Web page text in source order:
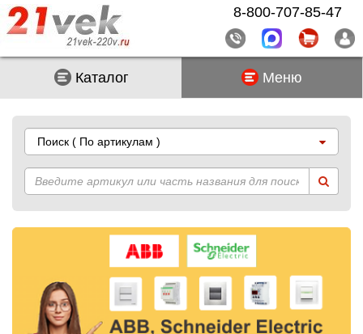
Каталог Меню
Поиск ( По артикулам )
8-800-707-85-47